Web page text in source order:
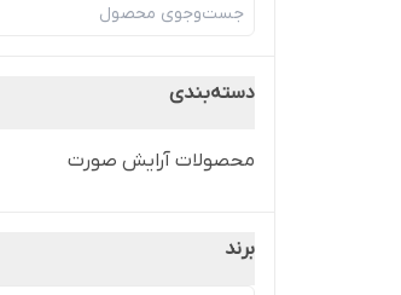
دسته‌بندی
محصولات آرایش صورت
برند